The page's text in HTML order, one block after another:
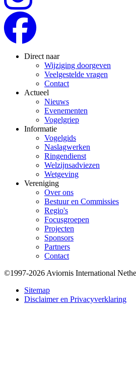
Direct naar
Wijziging doorgeven
Veelgestelde vragen
Contact
Actueel
Nieuws
Evenementen
Vogelgriep
Informatie
Vogelgids
Naslagwerken
Ringendienst
Welzijnsadviezen
Wetgeving
Vereniging
Over ons
Bestuur en Commissies
Regio's
Focusgroepen
Projecten
Sponsors
Partners
Contact
Bottom
©1997-2026 Aviornis International
Sitemap
Disclaimer en Privacyverklaring